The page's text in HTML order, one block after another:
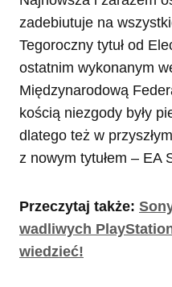
zadebiutuje na
Tegoroczny tytuł od
ostatnim wykonanym
Międzynarodową
kością niezgody były
dlatego też w
z nowym tytułem – EA
Przeczytaj także:
wadliwych
wiedzieć!